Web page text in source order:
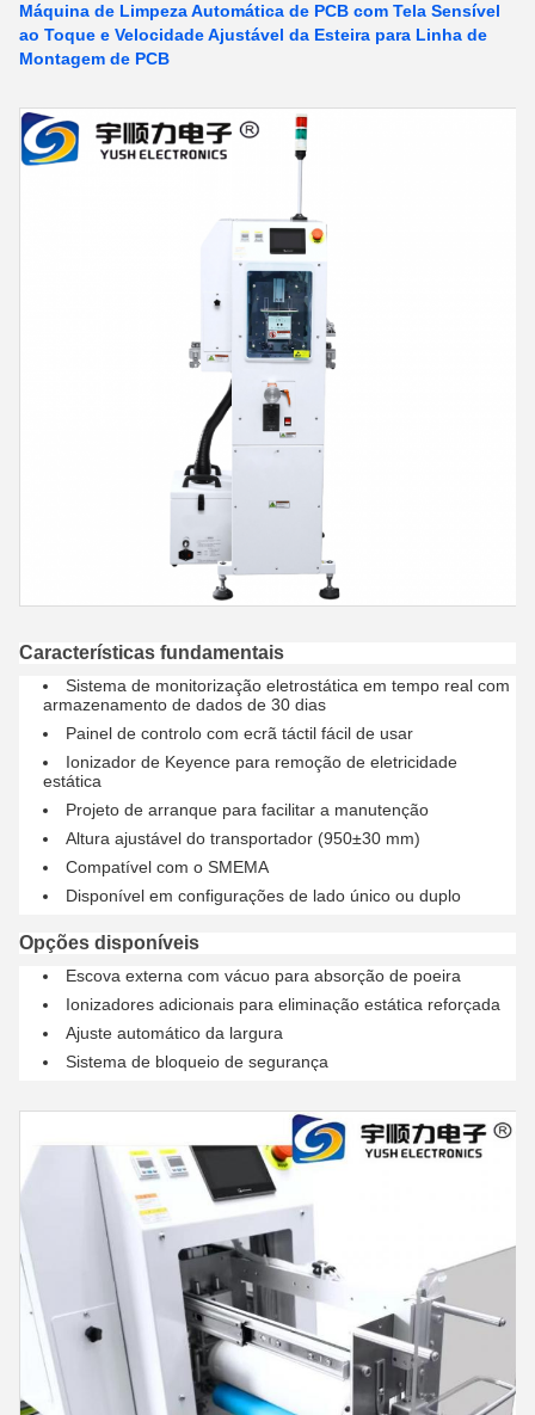
Máquina de Limpeza Automática de PCB com Tela Sensível
ao Toque e Velocidade Ajustável da Esteira para Linha de
Montagem de PCB
Características fundamentais
Sistema de monitorização eletrostática em tempo real com
armazenamento de dados de 30 dias
Painel de controlo com ecrã táctil fácil de usar
Ionizador de Keyence para remoção de eletricidade
estática
Projeto de arranque para facilitar a manutenção
Altura ajustável do transportador (950±30 mm)
Compatível com o SMEMA
Disponível em configurações de lado único ou duplo
Opções disponíveis
Escova externa com vácuo para absorção de poeira
Ionizadores adicionais para eliminação estática reforçada
Ajuste automático da largura
Sistema de bloqueio de segurança